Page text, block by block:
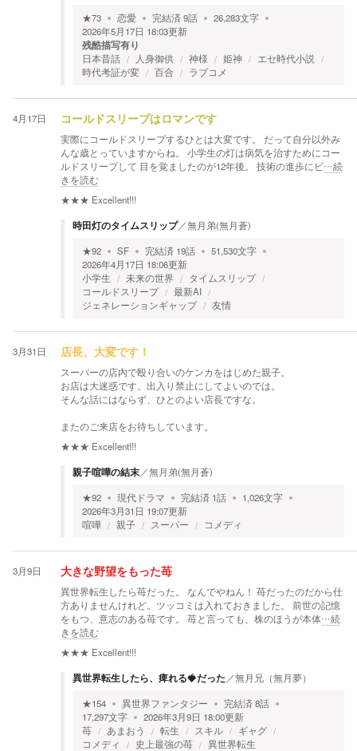
★73 恋愛 完結済9話 26,283文字
2026年5月17日 18:03更新
残酷描写有り
日本昔話 人身御供 神様 姫神
エセ時代小説
時代考証が変
百合 ラブコメ
4月17日 コールドスリープはロマンです
実際にコールドスリープするひとは大変です。 だって自分以外み
んな歳とっていますからね。 小学生の灯は病気を治すためにコー
ルドスリープして 目を覚ましたのが12年後。 技術の進歩にビ…続
きを読む
★★★ Excellent!!!
時田灯のタイムスリップ／無月弟(無月蒼)
★92 SF 完結済 19話 51,530文字
2026年4月17日 18:06更新
小学生
未来の世界
タイムスリップ
コールドスリープ
最新AI
ジェネレーションギャップ
友情
3月31日 店長、大変です！
スーパーの店内で殴り合いのケンカをはじめた親子。
お店は大迷惑です。出入り禁止にしてよいのでは。
そんな話にはならず、ひとのよい店長ですな。
またのご来店をお待ちしています。
★★★ Excellent!!!
親子喧嘩の結末／無月弟(無月蒼)
★92 現代ドラマ 完結済 1話 1,026文字
2026年3月31日 19:07更新
喧嘩
親子 スーパー コメディ
3月9日 大きな野望をもった苺
異世界転生したら苺だった。 なんでやねん！ 苺だったのだから仕
方ありませんけれど。ツッコミは入れておきました。 前世の記憶
をもつ、意志のある苺です。 苺と言っても、株のほうが本体…続
きを読む
★★★ Excellent!!!
異世界転生したら、痺れる🍓だった ／無月兄（無月夢）
★154 異世界ファンタジー 完結済8話
17,297文字 2026年3月9日 18:00更新
苺
あまおう 転生 スキル
ギャグ
コメディ
史上最強の苺 異世界転生